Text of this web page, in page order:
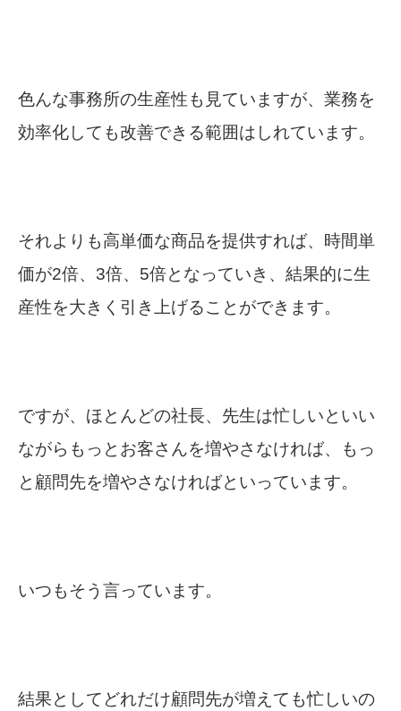
色んな事務所の生産性も見ていますが、業務を
効率化しても改善できる範囲はしれています。
それよりも高単価な商品を提供すれば、時間単
価が2倍、3倍、5倍となっていき、結果的に生
産性を大きく引き上げることができます。
ですが、ほとんどの社長、先生は忙しいといい
ながらもっとお客さんを増やさなければ、もっ
と顧問先を増やさなければといっています。
いつもそう言っています。
結果としてどれだけ顧問先が増えても忙しいの